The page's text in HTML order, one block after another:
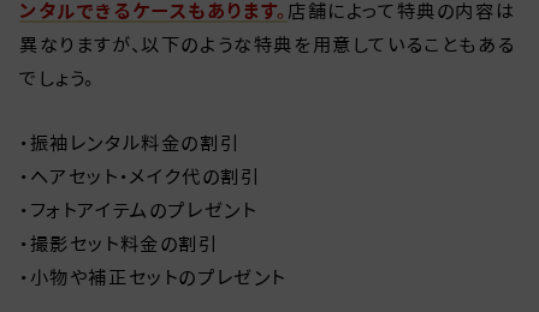
ンタルできるケースもあります。 店舗によって特典の内容は
異なりますが、以下のような特典を用意していることもある
でしょう。
・振袖レンタル料金の割引
・ヘアセット・メイク代の割引
・フォトアイテムのプレゼント
・撮影セット料金の割引
・小物や補正セットのプレゼント